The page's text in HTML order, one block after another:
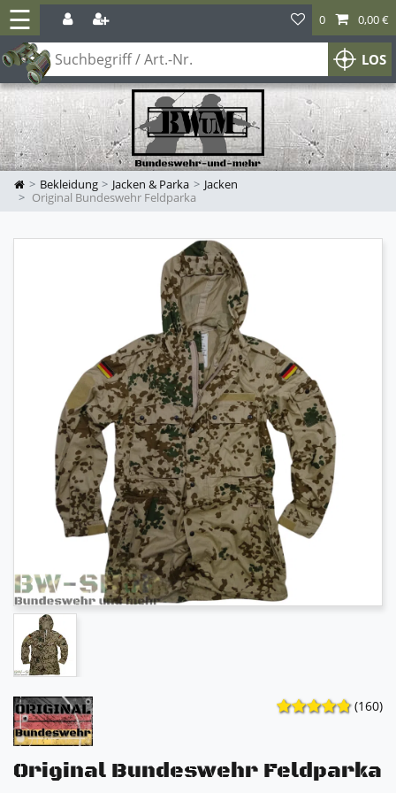
☰
LOS
0 0,00 €
Bekleidung Jacken & Parka
Jacken
Original Bundeswehr Feldparka
(160)
Original Bundeswehr Feldparka